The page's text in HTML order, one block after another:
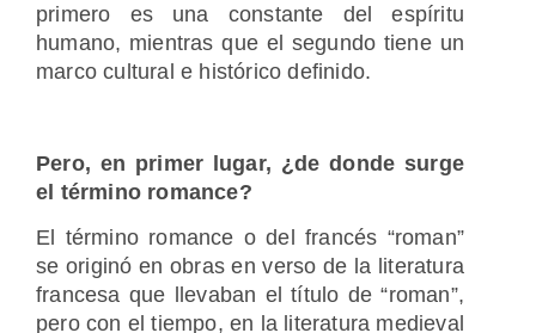
primero es una constante del espíritu
humano, mientras que el segundo tiene un
marco cultural e histórico definido.
Pero, en primer lugar, ¿de donde surge
el término romance?
El término romance o del francés “roman”
se originó en obras en verso de la literatura
francesa que llevaban el título de “roman”,
pero con el tiempo, en la literatura medieval